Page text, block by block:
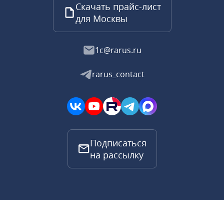
Скачать прайс-лист
для Москвы
1c@rarus.ru
rarus_contact
Подписаться
на рассылку